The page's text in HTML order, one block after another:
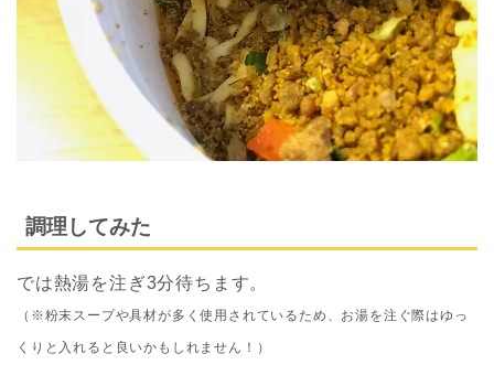
調理してみた
では熱湯を注ぎ3分待ちます。
（※粉末スープや具材が多く使用されているため、お湯を注ぐ際はゆっ
くりと入れると良いかもしれません！）